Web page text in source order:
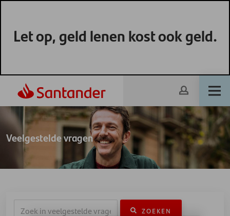
Let op, geld lenen kost ook geld.
Veelgestelde vragen
ZOEKEN